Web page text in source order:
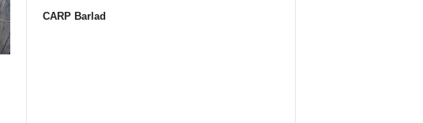
CARP Barlad